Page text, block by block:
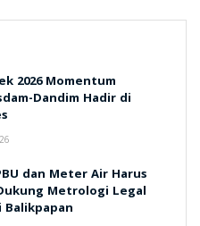
2026 Momentum
Dandim Hadir di
dan Meter Air Harus
Metrologi Legal